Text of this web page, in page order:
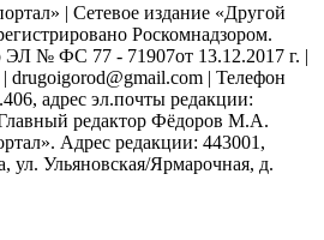
| Сетевое издание «Другой
Роскомнадзором.
ЭЛ № ФС 77 - 71907от 13.12.2017 г. |
drugoigorod@gmail.com | Телефон
адрес эл.почты редакции:
редактор Фёдоров М.А.
Адрес редакции: 443001,
ул. Ульяновская/Ярмарочная, д.